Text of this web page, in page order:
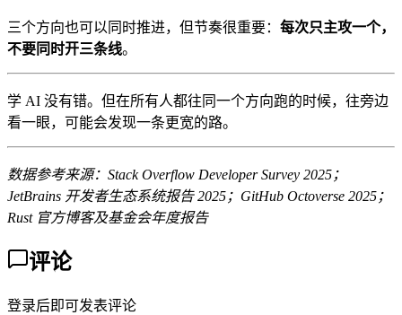
三个方向也可以同时推进，但节奏很重要： 每次只主攻一个，
不要同时开三条线。
学 AI 没有错。但在所有人都往同一个方向跑的时候，往旁边
看一眼，可能会发现一条更宽的路。
数据参考来源：Stack Overflow Developer Survey 2025；
JetBrains 开发者生态系统报告 2025；GitHub Octoverse 2025；
Rust 官方博客及基金会年度报告
评论
登录后即可发表评论